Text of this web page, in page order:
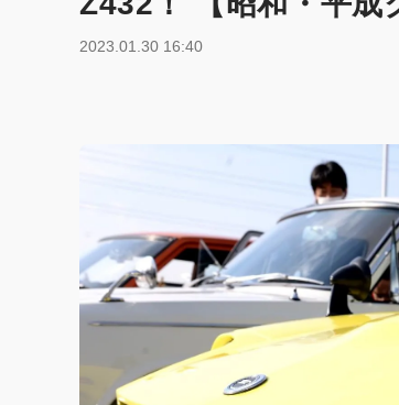
2023.01.30 16:40